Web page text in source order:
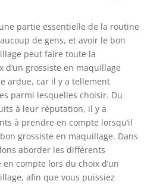
partie essentielle de la routine
de gens, et avoir le bon
peut faire toute la
d’un grossiste en maquillage
ardue, car il y a tellement
parmi lesquelles choisir. Du
à leur réputation, il y a
à prendre en compte lorsqu’il
grossiste en maquillage. Dans
aborder les différents
compte lors du choix d’un
afin que vous puissiez